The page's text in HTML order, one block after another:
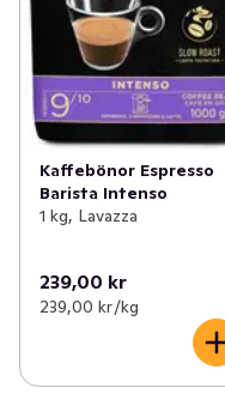
Kaffebönor Espresso
Barista Intenso
1 kg, Lavazza
239,00 kr
239,00 kr /kg